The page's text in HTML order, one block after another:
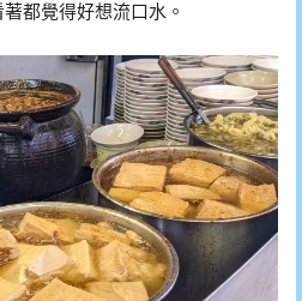
都覺得好想流口水。